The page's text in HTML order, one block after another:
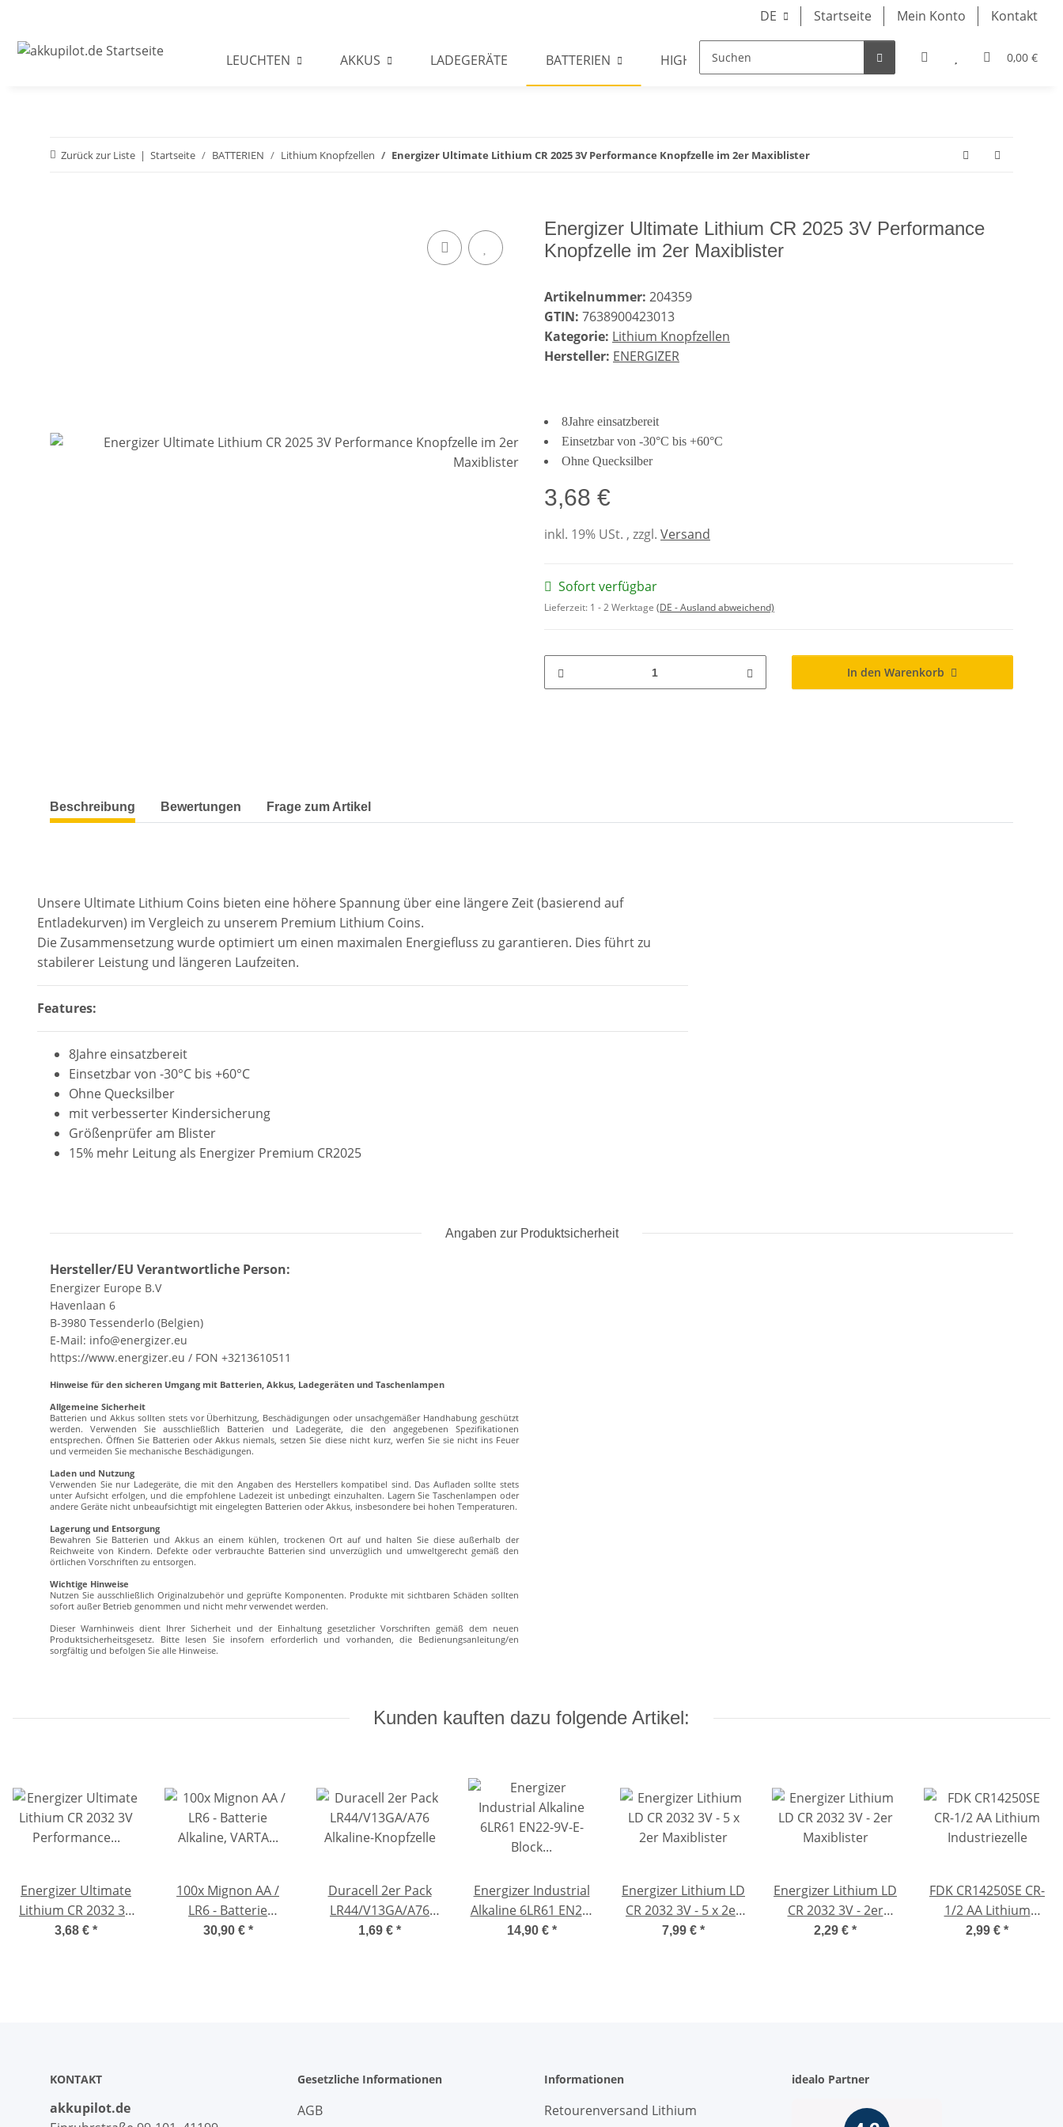
DE Startseite Mein Konto Kontakt
0,00 €
LEUCHTEN AKKUS LADEGERÄTE BATTERIEN HIGHLIGHTS
Zurück zur Liste Startseite BATTERIEN Lithium Knopfzellen Energizer Ultimate Lithium CR 2025 3V Performance Knopfzelle im 2er Maxiblister
Energizer Ultimate Lithium CR 2025 3V Performance
Knopfzelle im 2er Maxiblister
Artikelnummer: 204359
GTIN: 7638900423013
Kategorie: Lithium Knopfzellen
Hersteller: ENERGIZER
8Jahre einsatzbereit
Einsetzbar von -30°C bis +60°C
Ohne Quecksilber
3,68 €
inkl. 19% USt. , zzgl. Versand
Sofort verfügbar
Lieferzeit: 1 - 2 Werktage (DE - Ausland abweichend)
In den Warenkorb
weitere Registerkarten anzeigen
Beschreibung Bewertungen Frage zum Artikel
Unsere Ultimate Lithium Coins bieten eine höhere Spannung über eine längere Zeit (basierend auf
Entladekurven) im Vergleich zu unserem Premium Lithium Coins.
Die Zusammensetzung wurde optimiert um einen maximalen Energiefluss zu garantieren. Dies führt zu
stabilerer Leistung und längeren Laufzeiten.
Features:
8Jahre einsatzbereit
Einsetzbar von -30°C bis +60°C
Ohne Quecksilber
mit verbesserter Kindersicherung
Größenprüfer am Blister
15% mehr Leitung als Energizer Premium CR2025
Angaben zur Produktsicherheit
Hersteller/EU Verantwortliche Person:
Energizer Europe B.V
Havenlaan 6
B-3980 Tessenderlo (Belgien)
E-Mail: info@energizer.eu
https://www.energizer.eu / FON +3213610511
Hinweise für den sicheren Umgang mit Batterien, Akkus, Ladegeräten und Taschenlampen
Allgemeine Sicherheit
Batterien und Akkus sollten stets vor Überhitzung, Beschädigungen oder unsachgemäßer Handhabung geschützt
werden. Verwenden Sie ausschließlich Batterien und Ladegeräte, die den angegebenen Spezifikationen
entsprechen. Öffnen Sie Batterien oder Akkus niemals, setzen Sie diese nicht kurz, werfen Sie sie nicht ins Feuer
und vermeiden Sie mechanische Beschädigungen.
Laden und Nutzung
Verwenden Sie nur Ladegeräte, die mit den Angaben des Herstellers kompatibel sind. Das Aufladen sollte stets
unter Aufsicht erfolgen, und die empfohlene Ladezeit ist unbedingt einzuhalten. Lagern Sie Taschenlampen oder
andere Geräte nicht unbeaufsichtigt mit eingelegten Batterien oder Akkus, insbesondere bei hohen Temperaturen.
Lagerung und Entsorgung
Bewahren Sie Batterien und Akkus an einem kühlen, trockenen Ort auf und halten Sie diese außerhalb der
Reichweite von Kindern. Defekte oder verbrauchte Batterien sind unverzüglich und umweltgerecht gemäß den
örtlichen Vorschriften zu entsorgen.
Wichtige Hinweise
Nutzen Sie ausschließlich Originalzubehör und geprüfte Komponenten. Produkte mit sichtbaren Schäden sollten
sofort außer Betrieb genommen und nicht mehr verwendet werden.
Dieser Warnhinweis dient Ihrer Sicherheit und der Einhaltung gesetzlicher Vorschriften gemäß dem neuen
Produktsicherheitsgesetz. Bitte lesen Sie insofern erforderlich und vorhanden, die Bedienungsanleitung/en
sorgfältig und befolgen Sie alle Hinweise.
Kunden kauften dazu folgende Artikel:
Energizer Ultimate
Lithium CR 2032 3V
Performance
3,68 € *
100x Mignon AA /
LR6 - Batterie
Alkaline, VARTA
30,90 € *
Duracell 2er Pack
LR44/V13GA/A76
Alkaline-Knopfzelle
1,69 € *
Energizer Industrial
Alkaline 6LR61 EN22-
9V-E-Block für
14,90 € *
Energizer Lithium LD
CR 2032 3V - 5 x 2er
Maxiblister
7,99 € *
Energizer Lithium LD
CR 2032 3V - 2er
Maxiblister
2,29 € *
FDK CR14250SE CR-
1/2 AA Lithium
Industriezelle
2,99 € *
KONTAKT
akkupilot.de
Gesetzliche Informationen
AGB
Informationen
Retourenversand Lithium
idealo Partner